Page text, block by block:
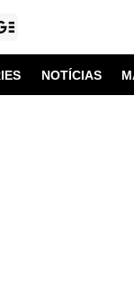
NOTÍCIAS